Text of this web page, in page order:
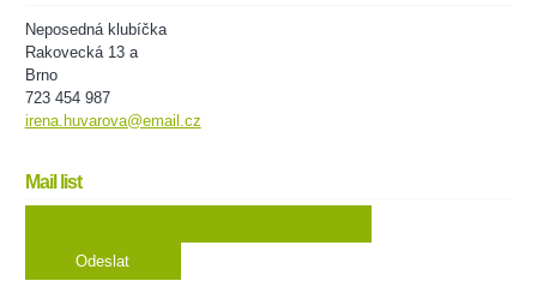
Neposedná klubíčka
Rakovecká 13 a
Brno
723 454 987
irena.huvarova@email.cz
Mail list